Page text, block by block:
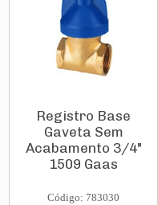
Registro Base
Gaveta Sem
Acabamento 3/4"
1509 Gaas
Código: 783030